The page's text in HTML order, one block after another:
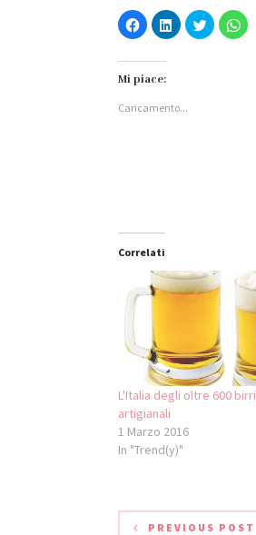
Fai
clic
su
Facebook
(Si
in
Fai
clic
apre
Fai
clic
Fai
clic
Mi piace:
Caricamento...
Correlati
L'Italia degli oltre 600
artigianali
1 Marzo 2016
In "Trend(y)"
PREVIOUS POST